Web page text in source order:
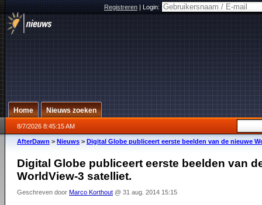
Registreren|Login:
Home Nieuws zoeken
8/7/2026 8:45:15 AM
AfterDawn > Nieuws > Digital Globe publiceert eerste beelden van de nieuwe
Digital Globe publiceert eerste beelden van
WorldView-3 satelliet.
Geschreven door Marco Korthout @ 31 aug. 2014 15:15